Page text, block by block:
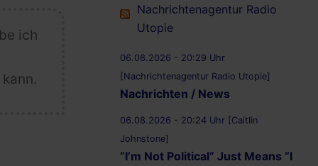
ich
Nachrichtenagentur Radio
Utopie
06.08.2026 - 20:29 Uhr
[Nachrichtenagentur Radio Utopie]
Nachrichten / News
06.08.2026 - 20:24 Uhr [Caitlin
Johnstone]
“I’m Not Political” Just Means “I